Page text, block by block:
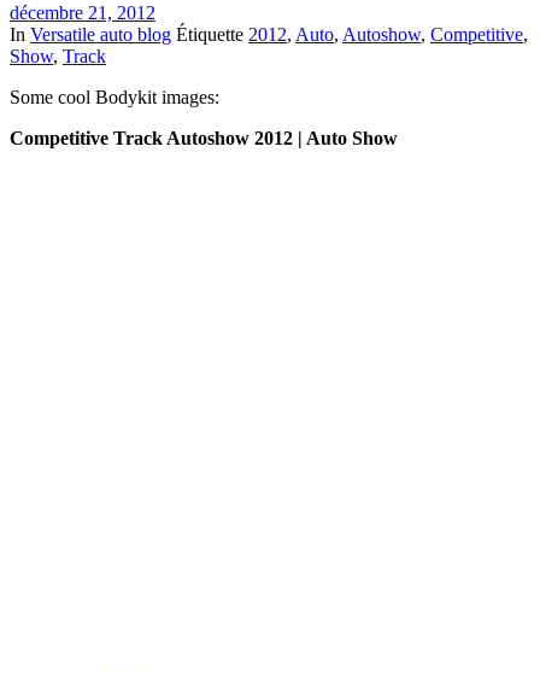
décembre 21, 2012
In Versatile auto blog Étiquette 2012, Auto, Autoshow, Competitive,
Show, Track
Some cool Bodykit images:
Competitive Track Autoshow 2012 | Auto Show